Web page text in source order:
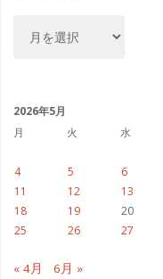
ブ
2026年5月
月
火 水
4
5 6
11
12 13
18
19 20
25
26 27
« 4月 6月 »